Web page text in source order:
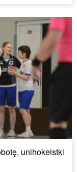
unihokeistki